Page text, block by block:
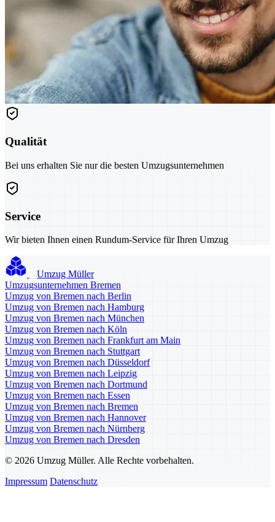
Qualität
Bei uns erhalten Sie nur die besten Umzugsunternehmen
Service
Wir bieten Ihnen einen Rundum-Service für Ihren Umzug
Umzug Müller
Umzugsunternehmen Bremen
Umzug von Bremen nach Berlin
Umzug von Bremen nach Hamburg
Umzug von Bremen nach München
Umzug von Bremen nach Köln
Umzug von Bremen nach Frankfurt am Main
Umzug von Bremen nach Stuttgart
Umzug von Bremen nach Düsseldorf
Umzug von Bremen nach Leipzig
Umzug von Bremen nach Dortmund
Umzug von Bremen nach Essen
Umzug von Bremen nach Bremen
Umzug von Bremen nach Hannover
Umzug von Bremen nach Nürnberg
Umzug von Bremen nach Dresden
© 2026 Umzug Müller. Alle Rechte vorbehalten.
Impressum Datenschutz